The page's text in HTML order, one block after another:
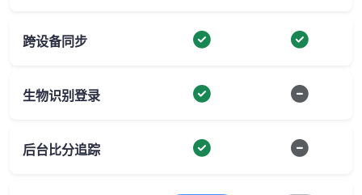
跨设备同步
生物识别登录
后台比分追踪